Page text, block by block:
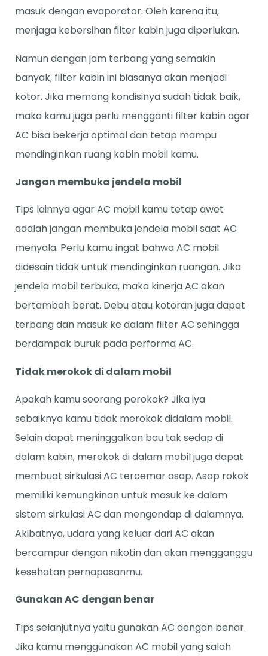
masuk dengan evaporator. Oleh karena itu,
menjaga kebersihan filter kabin juga diperlukan.
Namun dengan jam terbang yang semakin
banyak, filter kabin ini biasanya akan menjadi
kotor. Jika memang kondisinya sudah tidak baik,
maka kamu juga perlu mengganti filter kabin agar
AC bisa bekerja optimal dan tetap mampu
mendinginkan ruang kabin mobil kamu.
Jangan membuka jendela mobil
Tips lainnya agar AC mobil kamu tetap awet
adalah jangan membuka jendela mobil saat AC
menyala. Perlu kamu ingat bahwa AC mobil
didesain tidak untuk mendinginkan ruangan. Jika
jendela mobil terbuka, maka kinerja AC akan
bertambah berat. Debu atau kotoran juga dapat
terbang dan masuk ke dalam filter AC sehingga
berdampak buruk pada performa AC.
Tidak merokok di dalam mobil
Apakah kamu seorang perokok? Jika iya
sebaiknya kamu tidak merokok didalam mobil.
Selain dapat meninggalkan bau tak sedap di
dalam kabin, merokok di dalam mobil juga dapat
membuat sirkulasi AC tercemar asap. Asap rokok
memiliki kemungkinan untuk masuk ke dalam
sistem sirkulasi AC dan mengendap di dalamnya.
Akibatnya, udara yang keluar dari AC akan
bercampur dengan nikotin dan akan mengganggu
kesehatan pernapasanmu.
Gunakan AC dengan benar
Tips selanjutnya yaitu gunakan AC dengan benar.
Jika kamu menggunakan AC mobil yang salah